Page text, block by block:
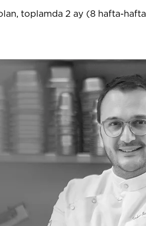
toplamda 2 ay (8 hafta-